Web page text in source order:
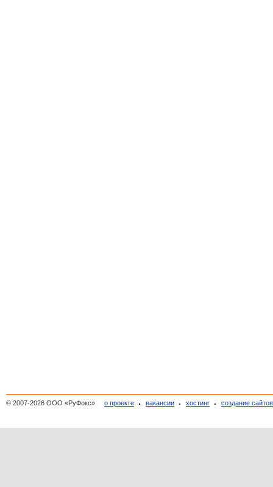
© 2007-2026 ООО «РуФокс» о проекте вакансии хостинг создание сайтов